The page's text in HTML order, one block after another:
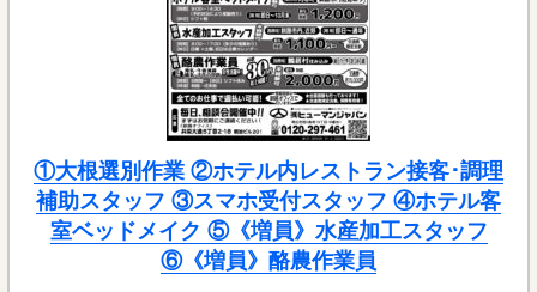
①大根選別作業 ②ホテル内レストラン接客･調理
補助スタッフ ③スマホ受付スタッフ ④ホテル客
室ベッドメイク ⑤《増員》水産加工スタッフ
⑥《増員》酪農作業員